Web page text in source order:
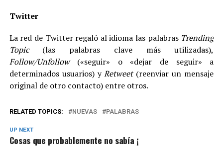
Twitter
La red de Twitter regaló al idioma las palabras Trending
Topic(las palabras clave más utilizadas),
Follow/Unfollow(«seguir» o «dejar de seguir» a
determinados usuarios) yRetweet(reenviar un mensaje
original de otro contacto) entre otros.
RELATED TOPICS: NUEVAS PALABRAS
UP NEXT
Cosas que probablemente no sabía ¡